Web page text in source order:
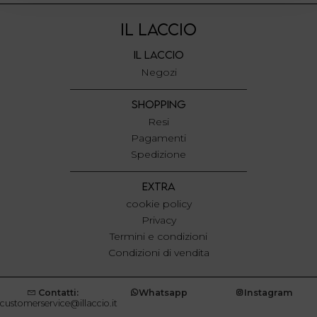
e imposta le tue preferenze nella sezione dettagli
dalla Dichiarazione sui cookie.
informazioni sul modo in cui utilizza il nostro sito con i
nostri partner che si occupano di analisi dei dati web,
pubblicità e social media, i quali potrebbero combinarle
con altre informazioni che ha fornito loro o che hanno
raccolto dal suo utilizzo dei loro servizi.
IL LACCIO
IL LACCIO
Negozi
SHOPPING
Resi
Pagamenti
Spedizione
EXTRA
cookie policy
Privacy
Termini e condizioni
Condizioni di vendita
Contatti:
customerservice@illaccio.it
Whatsapp Instagram